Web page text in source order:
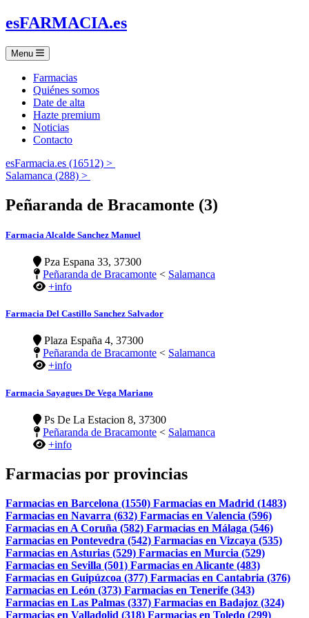
esFARMACIA.es
Menu
Farmacias
Quiénes somos
Date de alta
Hazte premium
Noticias
Contacto
esFarmacia.es (16512) >
Salamanca (288) >
Peñaranda de Bracamonte (3)
Farmacia Alcalde Sanchez Manuel
Pza Espana 33, 37300
Peñaranda de Bracamonte < Salamanca
+info
Farmacia Del Castillo Sanchez Salvador
Plaza España 4, 37300
Peñaranda de Bracamonte < Salamanca
+info
Farmacia Sayagues De Vega Mariano
Ps De La Estacion 8, 37300
Peñaranda de Bracamonte < Salamanca
+info
Farmacias por provincias
Farmacias en Barcelona (1550) Farmacias en Madrid (1483)
Farmacias en Navarra (632) Farmacias en Valencia (596)
Farmacias en A Coruña (582) Farmacias en Málaga (546)
Farmacias en Pontevedra (542) Farmacias en Vizcaya (535)
Farmacias en Asturias (529) Farmacias en Murcia (529)
Farmacias en Sevilla (501) Farmacias en Alicante (483)
Farmacias en Guipúzcoa (377) Farmacias en Cantabria (376)
Farmacias en León (373) Farmacias en Tenerife (343)
Farmacias en Las Palmas (337) Farmacias en Badajoz (324)
Farmacias en Valladolid (318) Farmacias en Toledo (299)